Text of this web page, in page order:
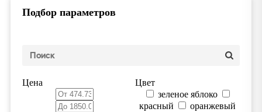
Подбор параметров
Цена
Цвет
зеленое яблоко
красный
оранжевый